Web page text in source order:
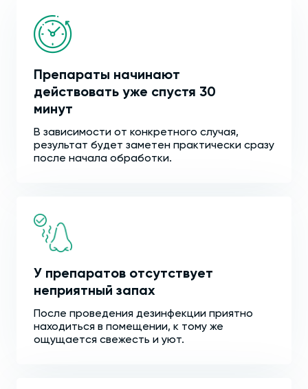
Препараты начинают
действовать уже спустя 30
минут
В зависимости от конкретного случая,
результат будет заметен практически сразу
после начала обработки.
У препаратов отсутствует
неприятный запах
После проведения дезинфекции приятно
находиться в помещении, к тому же
ощущается свежесть и уют.